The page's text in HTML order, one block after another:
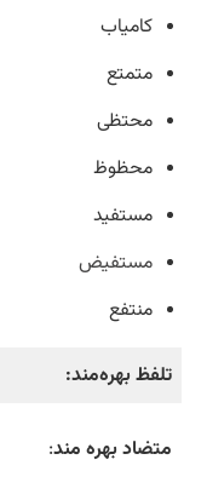
کامیاب
متمتع
محتظی
محظوظ
مستفید
مستفیض
منتفع
تلفظ بهره‌مند:
متضاد بهره مند: